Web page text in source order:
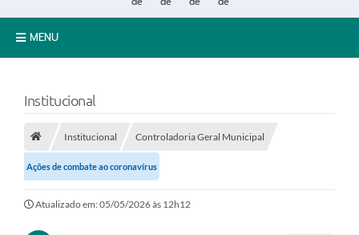
MENU
Prefeitura
LGPD
Institucional
Institucional Controladoria Geral Municipal
Ações de combate ao coronavírus
Atualizado em: 05/05/2026 às 12h12